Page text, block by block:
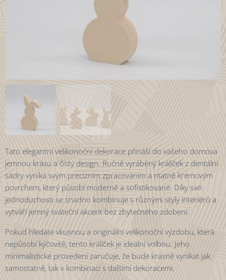
Tato elegantní velikonoční dekorace přináší do vašeho domova
jemnou krásu a čistý design. Ručně vyráběný králíček z dentální
sádry vyniká svým precizním zpracováním a matně krémovým
povrchem, který působí moderně a sofistikovaně. Díky své
jednoduchosti se snadno kombinuje s různými styly interiérů a
vytváří jemný sváteční akcent bez zbytečného zdobení.
Pokud hledáte vkusnou a originální velikonoční výzdobu, která
nepůsobí kýčovitě, tento králíček je ideální volbou. Jeho
minimalistické provedení zaručuje, že bude krásně vynikat jak
samostatně, tak v kombinaci s dalšími dekoracemi.